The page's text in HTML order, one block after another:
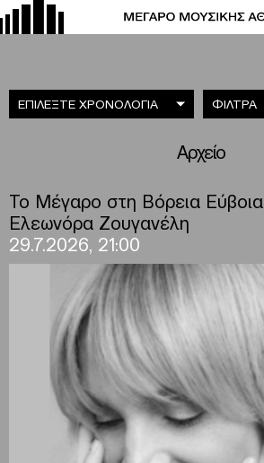
Αρχείο
ΕΠΙΛΕΞΤΕ ΧΡΟΝΟΛΟΓΙΑ ΦΙΛΤΡΑ
Το Μέγαρο στη Βόρεια Εύβοια
Ελεωνόρα Ζουγανέλη
29.7.2026, 21:00